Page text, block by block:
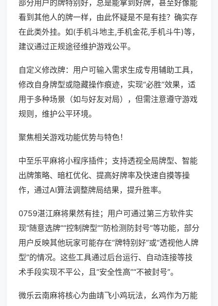
部分用户的牌特别好，总是能拿到好牌，甚至好像能
看到其他人的牌一样，由此怀疑是不是有挂？确实存
在此类外挂。如(手机斗地主,手机金花,手机斗牛)等，
建议通过正规途径维护游戏公平。
自定义修改牌：用户可输入需求生成专用辅助工具，
修改自身牌型或隐藏操作痕迹，实现“必胜”效果，适
用于多种场景（如与好友对局），但需注意遵守游戏
规则，维护公平环境。
聚焦相关游戏功能优势与特色！
中至乐平麻将小程序插件；支持透视全局牌型、智能
出牌策略、暗杠优化、提高好牌率及快速自摸等操
作，通过AI算法调整牌局结果，提升胜率。
0759湛江麻将果然有挂；用户可通过第三方软件实
现“随意选牌”“控制牌型”“防检测防封号”等功能，部分
用户反映其他玩家可能存在“牌特别好”或“透视他人牌
型”的情况。这些工具通过后台运行、自动连接等技
术手段实现不平公，且“安全性高”“不被封号”。
微乐云南麻将核心为曲靖飞小鸡玩法，幺鸡作为万能